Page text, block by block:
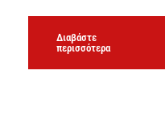
Διαβάστε
περισσότερα